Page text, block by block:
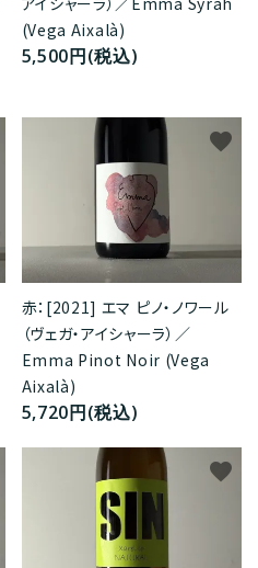
(Vega Aixalà)
5,500円(税込)
赤：[2021] エマ ピノ・ノワール
（ヴェガ・アイシャーラ）／
Emma Pinot Noir (Vega
Aixalà)
5,720円(税込)
favorite
favorite